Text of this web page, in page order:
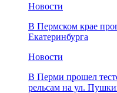
Новости
​В Пермском крае
Екатеринбурга
Новости
В Перми прошел
рельсам на ул.